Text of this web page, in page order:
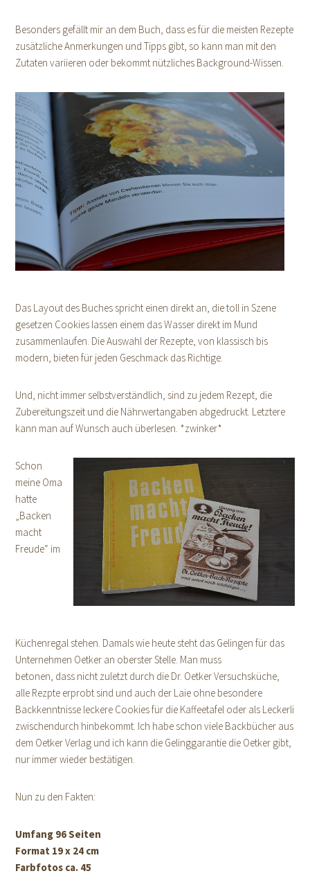
Besonders gefällt mir an dem Buch, dass es für die meisten Rezepte
zusätzliche Anmerkungen und Tipps gibt, so kann man mit den
Zutaten variieren oder bekommt nützliches Background-Wissen.
Das Layout des Buches spricht einen direkt an, die toll in Szene
gesetzen Cookies lassen einem das Wasser direkt im Mund
zusammenlaufen. Die Auswahl der Rezepte, von klassisch bis
modern, bieten für jeden Geschmack das Richtige.
Und, nicht immer selbstverständlich, sind zu jedem Rezept, die
Zubereitungszeit und die Nährwertangaben abgedruckt. Letztere
kann man auf Wunsch auch überlesen. *zwinker*
Schon
meine Oma
hatte
„Backen
macht
Freude“ im
Küchenregal stehen. Damals wie heute steht das Gelingen für das
Unternehmen Oetker an oberster Stelle. Man muss
betonen, dass nicht zuletzt durch die Dr. Oetker Versuchsküche,
alle Rezpte erprobt sind und auch der Laie ohne besondere
Backkenntnisse leckere Cookies für die Kaffeetafel oder als Leckerli
zwischendurch hinbekommt. Ich habe schon viele Backbücher aus
dem Oetker Verlag und ich kann die Gelinggarantie die Oetker gibt,
nur immer wieder bestätigen.
Nun zu den Fakten:
Umfang 96 Seiten
Format 19 x 24 cm
Farbfotos ca. 45